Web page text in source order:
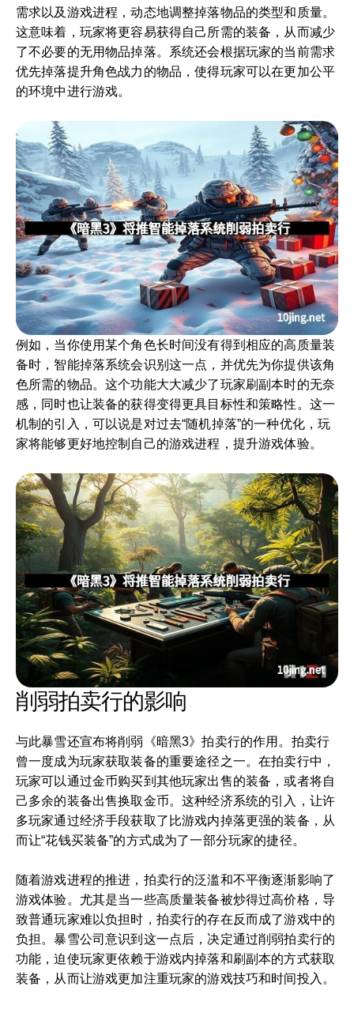
需求以及游戏进程，动态地调整掉落物品的类型和质量。
这意味着，玩家将更容易获得自己所需的装备，从而减少
了不必要的无用物品掉落。系统还会根据玩家的当前需求
优先掉落提升角色战力的物品，使得玩家可以在更加公平
的环境中进行游戏。
例如，当你使用某个角色长时间没有得到相应的高质量装
备时，智能掉落系统会识别这一点，并优先为你提供该角
色所需的物品。这个功能大大减少了玩家刷副本时的无奈
感，同时也让装备的获得变得更具目标性和策略性。这一
机制的引入，可以说是对过去“随机掉落”的一种优化，玩
家将能够更好地控制自己的游戏进程，提升游戏体验。
削弱拍卖行的影响
与此暴雪还宣布将削弱《暗黑3》拍卖行的作用。拍卖行
曾一度成为玩家获取装备的重要途径之一。在拍卖行中，
玩家可以通过金币购买到其他玩家出售的装备，或者将自
己多余的装备出售换取金币。这种经济系统的引入，让许
多玩家通过经济手段获取了比游戏内掉落更强的装备，从
而让“花钱买装备”的方式成为了一部分玩家的捷径。
随着游戏进程的推进，拍卖行的泛滥和不平衡逐渐影响了
游戏体验。尤其是当一些高质量装备被炒得过高价格，导
致普通玩家难以负担时，拍卖行的存在反而成了游戏中的
负担。暴雪公司意识到这一点后，决定通过削弱拍卖行的
功能，迫使玩家更依赖于游戏内掉落和刷副本的方式获取
装备，从而让游戏更加注重玩家的游戏技巧和时间投入。